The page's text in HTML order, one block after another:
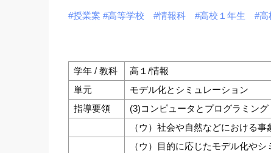
#授業案 #高等学校 #情報科 #高校１年生 #高
学年 / 教科
高１/情報
単元
モデル化とシミュレーション
指導要領
(3)コンピュータとプログラミン
（ウ）社会や自然などにおける
（ウ）目的に応じたモデル化や